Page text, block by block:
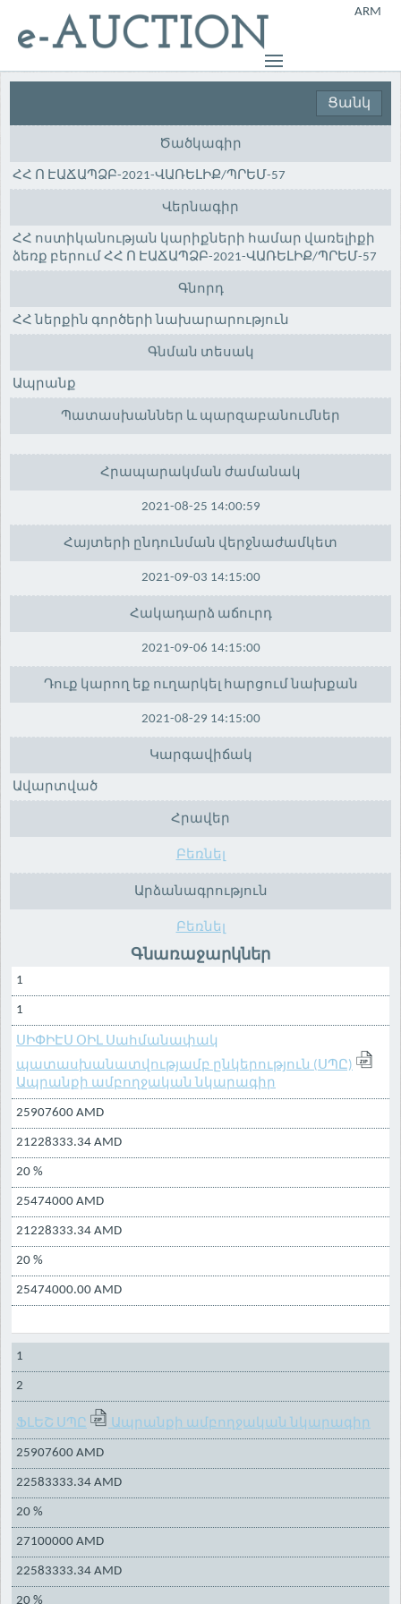
ARM
Ցանկ
Ծածկագիր
ՀՀ Ո ԷԱՃԱՊՁԲ-2021-ՎԱՌԵԼԻՔ/ՊՐԵՄ-57
Վերնագիր
ՀՀ ոստիկանության կարիքների համար վառելիքի
ձեռք բերում ՀՀ Ո ԷԱՃԱՊՁԲ-2021-ՎԱՌԵԼԻՔ/ՊՐԵՄ-57
Գնորդ
ՀՀ ներքին գործերի նախարարություն
Գնման տեսակ
Ապրանք
Պատասխաններ և պարզաբանումներ
Հրապարակման ժամանակ
2021-08-25 14:00:59
Հայտերի ընդունման վերջնաժամկետ
2021-09-03 14:15:00
Հակադարձ աճուրդ
2021-09-06 14:15:00
Դուք կարող եք ուղարկել հարցում նախքան
2021-08-29 14:15:00
Կարգավիճակ
Ավարտված
Հրավեր
Բեռնել
Արձանագրություն
Բեռնել
Գնառաջարկներ
1
1
ՍԻՓԻԷՍ ՕԻԼ Սահմանափակ
պատասխանատվությամբ ընկերություն (ՍՊԸ)
Ապրանքի ամբողջական նկարագիր
25907600 AMD
21228333.34 AMD
20 %
25474000 AMD
21228333.34 AMD
20 %
25474000.00 AMD
1
2
ՖԼԵՇ ՍՊԸ Ապրանքի ամբողջական նկարագիր
25907600 AMD
22583333.34 AMD
20 %
27100000 AMD
22583333.34 AMD
20 %